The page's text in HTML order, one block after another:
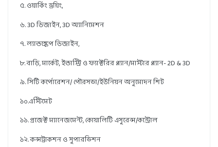
৫. ওয়ার্কিং ড্রয়িং,
৬. 3D ডিজাইন, 3D অ্যানিমেশন
৭. ল্যান্ডস্কেপ ডিজাইন,
৮. বাড়ি, মার্কেট, ইন্ডাস্ট্রি ও ফ্যাক্টরির প্ল্যান/মাস্টার প্ল্যান- 2D & 3D
৯. সিটি কর্পোরেশন/ পৌরসভা/ইউনিয়ন অনুমোদন শিট
১০.এস্টিমেট
১১. প্রজেক্ট ম্যানেজমেন্ট, কোয়ালিটি এসুরেন্স/কন্ট্রোল
১২. কন্সট্রাকশন ও সুপারভিশন